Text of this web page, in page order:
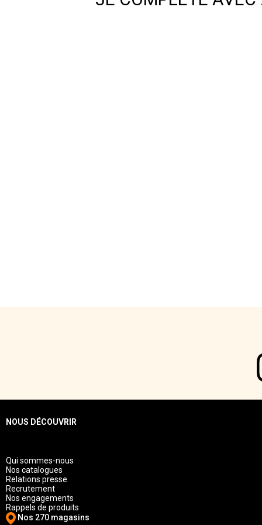
NOUS DÉCOUVRIR
Qui sommes-nous
Nos catalogues
Relations presse
Recrutement
Nos engagements
Rappels de produits
Nos 270 magasins